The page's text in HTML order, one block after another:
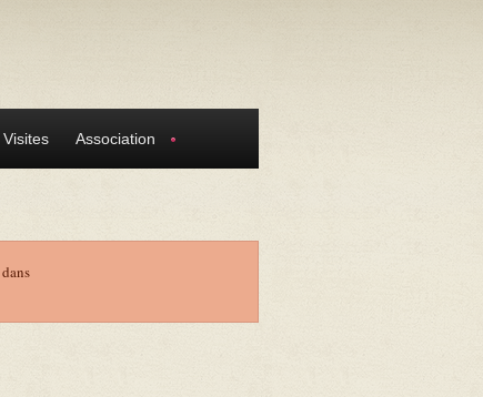
Visites Association
dans